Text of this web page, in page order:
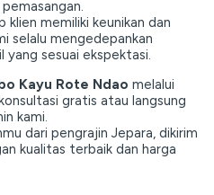
klien memiliki keunikan dan
selalu mengedepankan
yang sesuai ekspektasi.
Kayu Rote Ndao melalui
gratis atau langsung
kami.
dari pengrajin Jepara, dikirim
kualitas terbaik dan harga